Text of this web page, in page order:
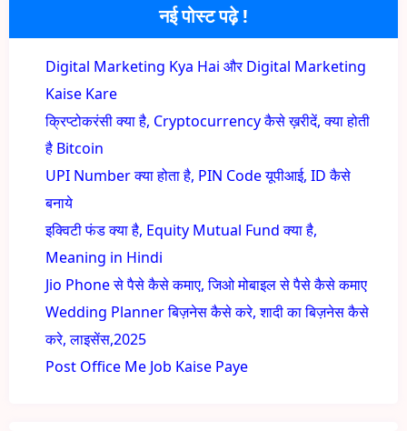
नई पोस्ट पढ़े !
Digital Marketing Kya Hai और Digital Marketing
Kaise Kare
क्रिप्टोकरंसी क्या है, Cryptocurrency कैसे ख़रीदें, क्या होती
है Bitcoin
UPI Number क्या होता है, PIN Code यूपीआई, ID कैसे
बनाये
इक्विटी फंड क्या है, Equity Mutual Fund क्या है,
Meaning in Hindi
Jio Phone से पैसे कैसे कमाए, जिओ मोबाइल से पैसे कैसे कमाए
Wedding Planner बिज़नेस कैसे करे, शादी का बिज़नेस कैसे
करे, लाइसेंस,2025
Post Office Me Job Kaise Paye